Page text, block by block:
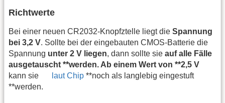
Richtwerte
Bei einer neuen CR2032-Knopfztelle liegt die Spannung
bei 3,2 V. Sollte bei der eingebauten CMOS-Batterie die
Spannung unter 2 V liegen, dann sollte sie auf alle Fälle
ausgetauscht **werden. Ab einem Wert von **2,5 V
kann sie
laut Chip **noch als langlebig eingestuft
**werden.